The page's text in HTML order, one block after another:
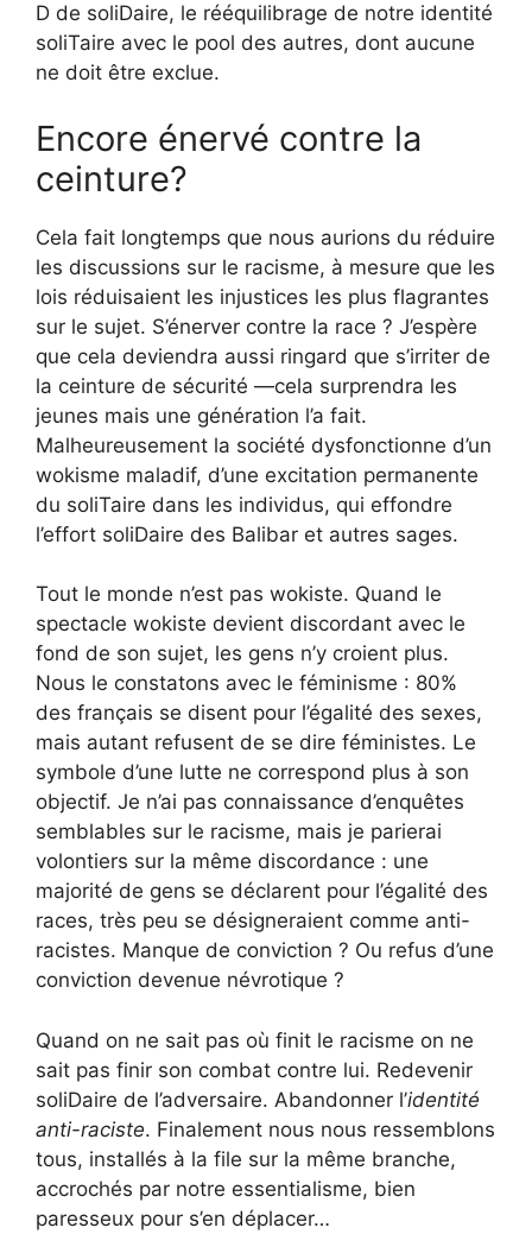
D de soliDaire, le rééquilibrage de notre identité
soliTaire avec le pool des autres, dont aucune
ne doit être exclue.
Encore énervé contre la
ceinture?
Cela fait longtemps que nous aurions du réduire
les discussions sur le racisme, à mesure que les
lois réduisaient les injustices les plus flagrantes
sur le sujet. S’énerver contre la race ? J’espère
que cela deviendra aussi ringard que s’irriter de
la ceinture de sécurité —cela surprendra les
jeunes mais une génération l’a fait.
Malheureusement la société dysfonctionne d’un
wokisme maladif, d’une excitation permanente
du soliTaire dans les individus, qui effondre
l’effort soliDaire des Balibar et autres sages.
Tout le monde n’est pas wokiste. Quand le
spectacle wokiste devient discordant avec le
fond de son sujet, les gens n’y croient plus.
Nous le constatons avec le féminisme : 80%
des français se disent pour l’égalité des sexes,
mais autant refusent de se dire féministes. Le
symbole d’une lutte ne correspond plus à son
objectif. Je n’ai pas connaissance d’enquêtes
semblables sur le racisme, mais je parierai
volontiers sur la même discordance : une
majorité de gens se déclarent pour l’égalité des
races, très peu se désigneraient comme anti-
racistes. Manque de conviction ? Ou refus d’une
conviction devenue névrotique ?
Quand on ne sait pas où finit le racisme on ne
sait pas finir son combat contre lui. Redevenir
soliDaire de l’adversaire. Abandonner l’identité
anti-raciste. Finalement nous nous ressemblons
tous, installés à la file sur la même branche,
accrochés par notre essentialisme, bien
paresseux pour s’en déplacer…